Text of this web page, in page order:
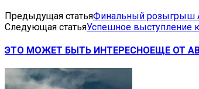
Предыдущая статьяФинальный розыгрыш
Следующая статьяУспешное выступление
ЭТО МОЖЕТ БЫТЬ ИНТЕРЕСНОЕЩЕ ОТ